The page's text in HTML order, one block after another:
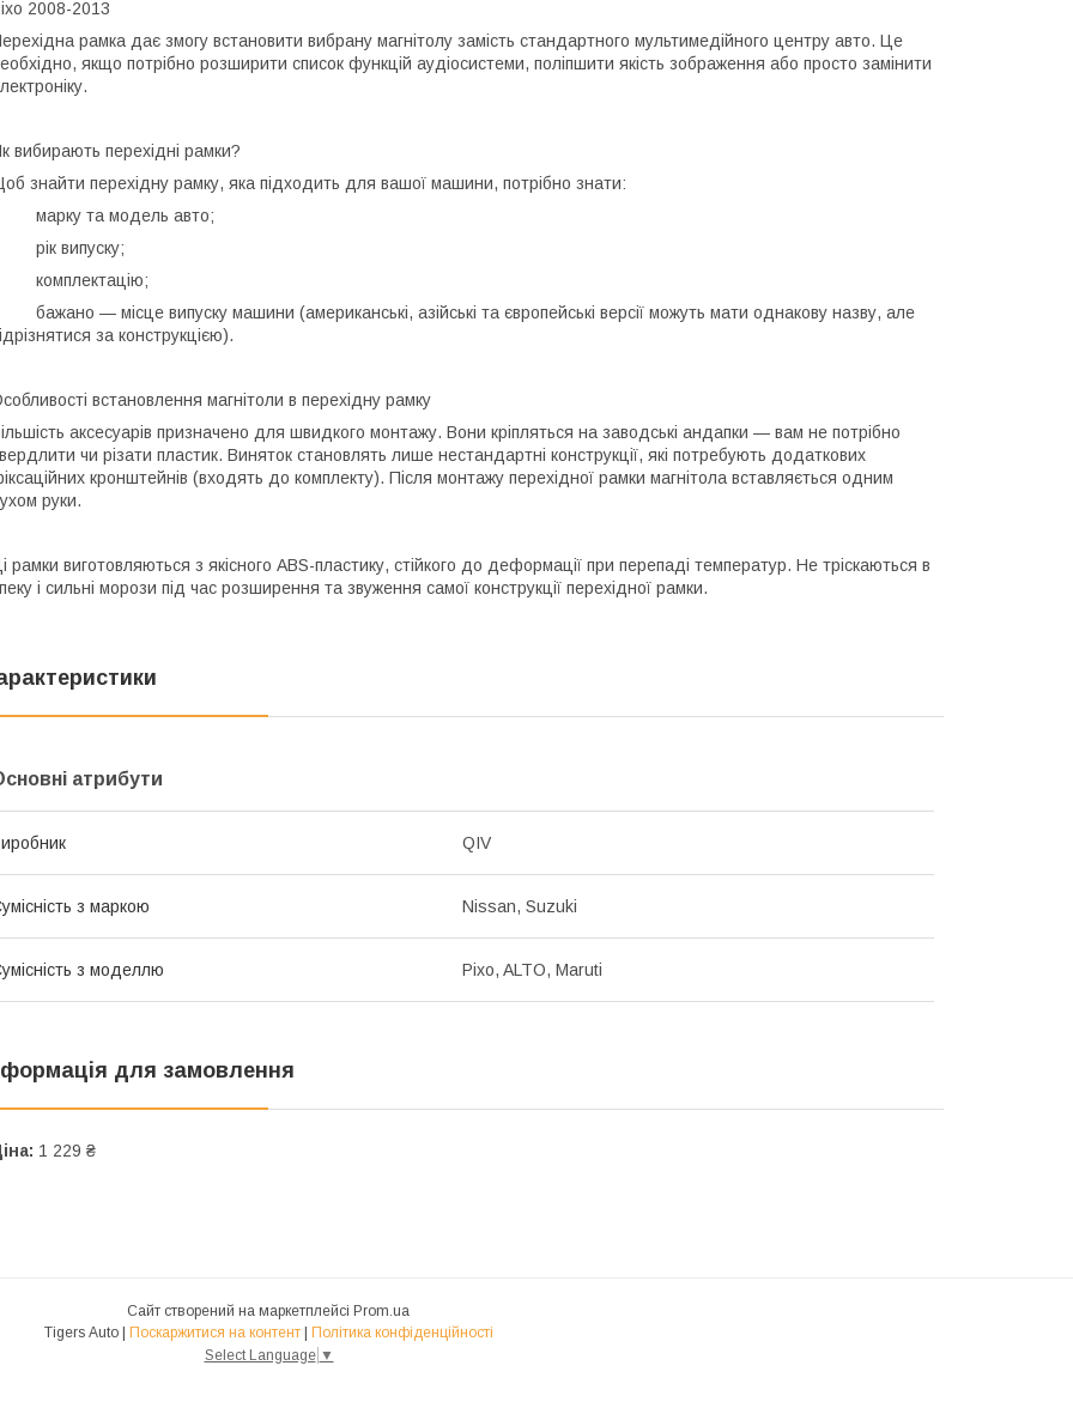
2008-2013
рамка дає змогу встановити вибрану магнітолу замість стандартного мультимедійного центру авто. Це
якщо потрібно розширити список функцій аудіосистеми, поліпшити якість зображення або просто замінити
вибирають перехідні рамки?
знайти перехідну рамку, яка підходить для вашої машини, потрібно знати:
марку та модель авто;
рік випуску;
комплектацію;
бажано — місце випуску машини (американські, азійські та європейські версії можуть мати однакову назву, але
за конструкцією).
встановлення магнітоли в перехідну рамку
аксесуарів призначено для швидкого монтажу. Вони кріпляться на заводські андапки — вам не потрібно
чи різати пластик. Виняток становлять лише нестандартні конструкції, які потребують додаткових
кронштейнів (входять до комплекту). Після монтажу перехідної рамки магнітола вставляється одним
руки.
рамки виготовляються з якісного ABS-пластику, стійкого до деформації при перепаді температур. Не тріскаються в
і сильні морози під час розширення та звуження самої конструкції перехідної рамки.
атрибути
QIV
з маркою Nissan, Suzuki
з моделлю Pixo, ALTO, Maruti
для замовлення
1 229 ₴
Сайт створений на маркетплейсі Prom.ua
Поскаржитися на контент
Політика конфіденційності
Select Language ▼